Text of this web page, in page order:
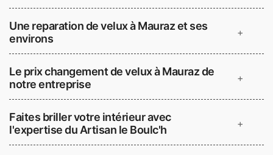
Une reparation de velux à Mauraz et ses
environs
+
Le prix changement de velux à Mauraz de
notre entreprise
+
Faites briller votre intérieur avec
l'expertise du Artisan le Boulc'h
+